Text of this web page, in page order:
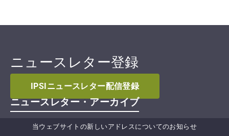
ニュースレター登録
IPSIニュースレター配信登録
ニュースレター・アーカイブ
当ウェブサイトの新しいアドレスについてのお知らせ